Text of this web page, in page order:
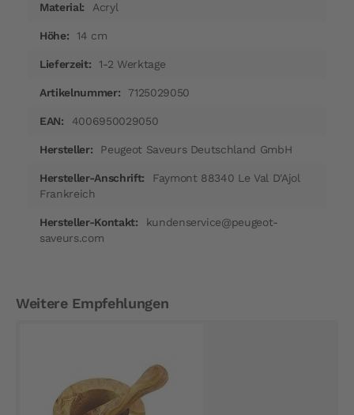
Acryl
14 cm
1-2 Werktage
7125029050
4006950029050
Peugeot Saveurs Deutschland GmbH
Faymont 88340 Le Val D'Ajol
Frankreich
kundenservice@peugeot-
saveurs.com
Weitere Empfehlungen